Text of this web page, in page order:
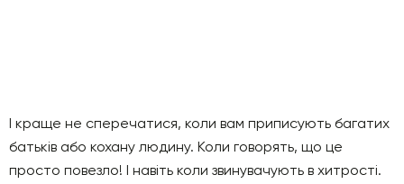
І краще не сперечатися, коли вам приписують багатих
батьків або кохану людину. Коли говорять, що це
просто повезло! І навіть коли звинувачують в хитрості.